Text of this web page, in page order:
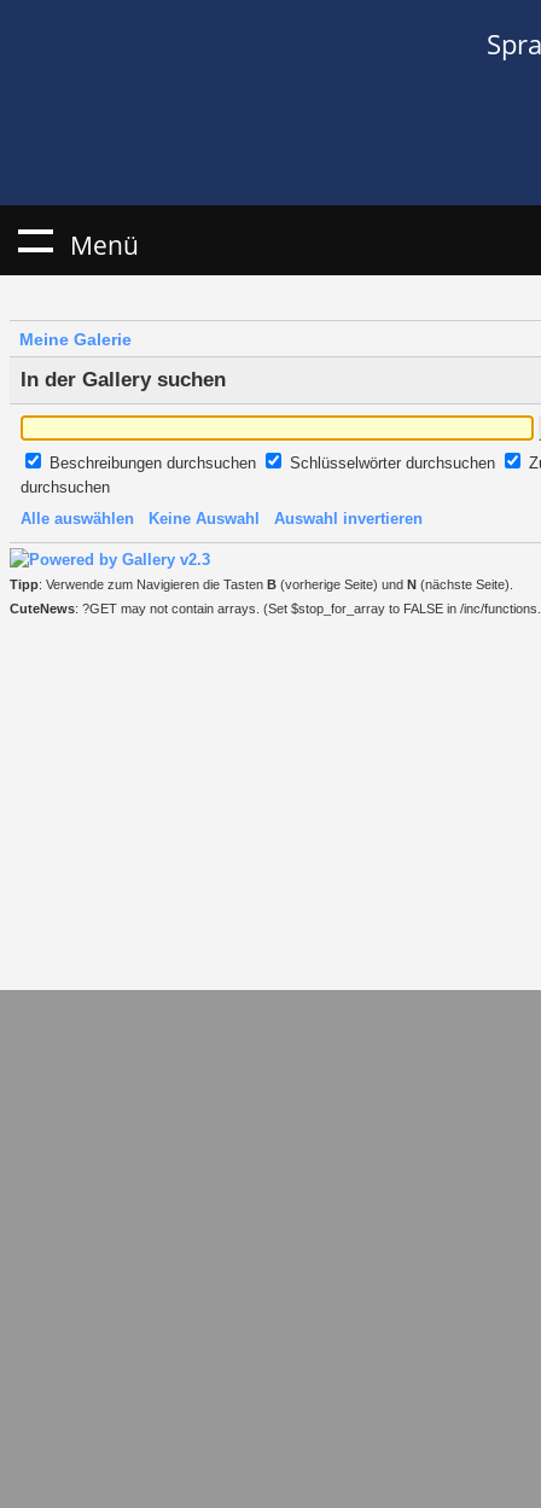
Menü
Meine Galerie
In der Gallery suchen
Beschreibungen durchsuchen Schlüsselwörter durchsuchen
durchsuchen
Alle auswählen
Keine Auswahl Auswahl invertieren
Tipp: Verwende zum Navigieren die Tasten B (vorherige Seite) und N (nächste Seite).
CuteNews: ?GET may not contain arrays. (Set $stop_for_array to FALSE in /inc/